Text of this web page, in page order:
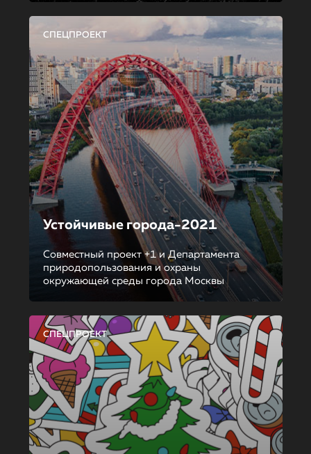
СПЕЦПРОЕКТ
Устойчивые города-2021
Совместный проект +1 и Департамента
природопользования и охраны
окружающей среды города Москвы
СПЕЦПРОЕКТ